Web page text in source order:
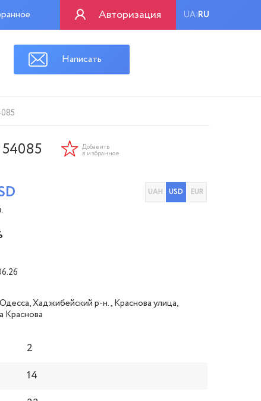
Авторизация UA|RU
Написать
Добавить
в избранное
UAH USD EUR
Хаджибейский р-н., Краснова улица,
Краснова
2
14